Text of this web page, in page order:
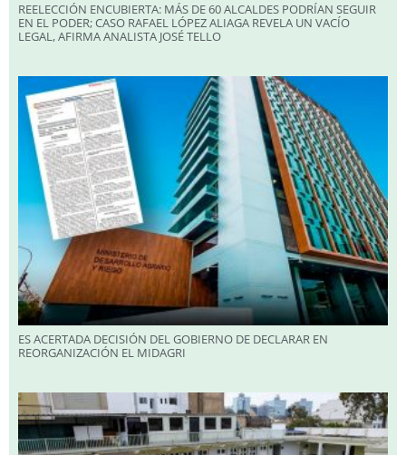
REELECCIÓN ENCUBIERTA: MÁS DE 60 ALCALDES PODRÍAN SEGUIR
EN EL PODER; CASO RAFAEL LÓPEZ ALIAGA REVELA UN VACÍO
LEGAL, AFIRMA ANALISTA JOSÉ TELLO
ES ACERTADA DECISIÓN DEL GOBIERNO DE DECLARAR EN
REORGANIZACIÓN EL MIDAGRI